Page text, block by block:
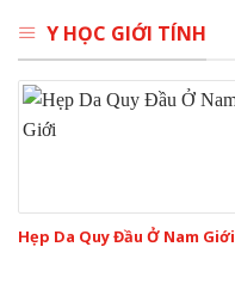
Y HỌC GIỚI TÍNH
Hẹp Da Quy Đầu Ở Nam Giới